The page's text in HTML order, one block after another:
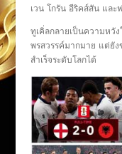
เวน โกรัน อีริคส์สัน และ
ทูเคิ่ลกลายเป็นความหวั
พรสวรรค์มากมาย แต่ยั
สำเร็จระดับโลกได้